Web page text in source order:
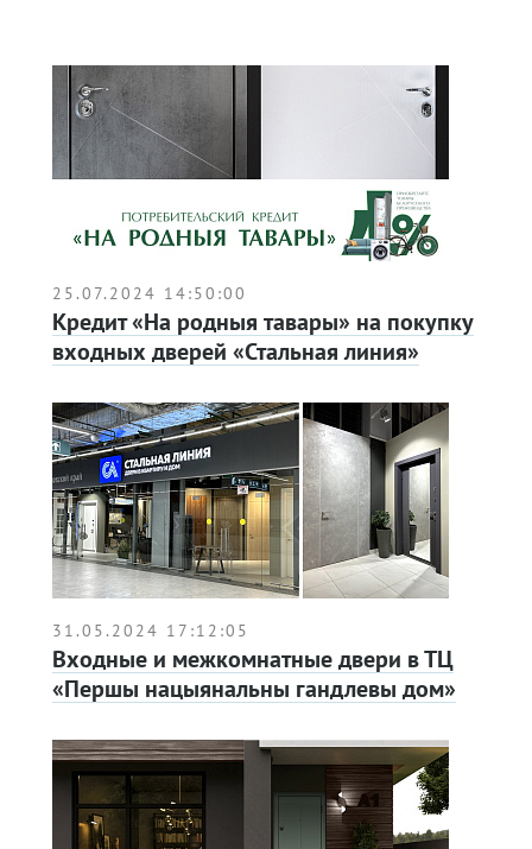
25.07.2024 14:50:00
Кредит «На родныя тавары» на покупку
входных дверей «Стальная линия»
31.05.2024 17:12:05
Входные и межкомнатные двери в ТЦ
«Першы нацыянальны гандлевы дом»